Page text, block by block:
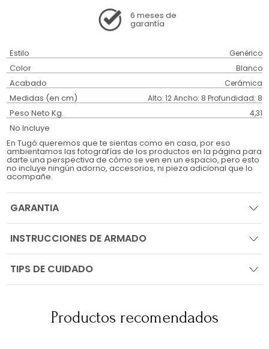
6 meses de
garantía
Estilo Genérico
Color Blanco
Acabado Cerámica
Medidas (en cm) Alto: 12 Ancho: 8 Profundidad: 8
Peso Neto Kg. 4,31
No Incluye
En Tugó queremos que te sientas como en casa, por eso
ambientamos las fotografías de los productos en la página para
darte una perspectiva de cómo se ven en un espacio, pero esto
no incluye ningún adorno, accesorios, ni pieza adicional que lo
acompañe.
GARANTIA
INSTRUCCIONES DE ARMADO
TIPS DE CUIDADO
Productos recomendados